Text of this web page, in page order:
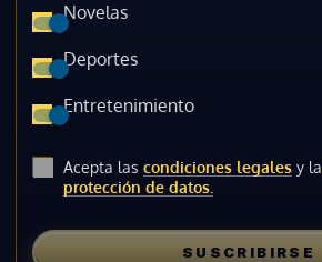
Novelas
Deportes
Entretenimiento
Acepta las condiciones legales y la
protección de datos.
SUSCRIBIRSE